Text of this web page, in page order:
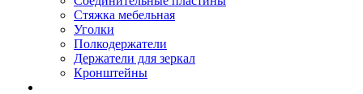
Стяжка мебельная
Уголки
Полкодержатели
Держатели для зеркал
Кронштейны